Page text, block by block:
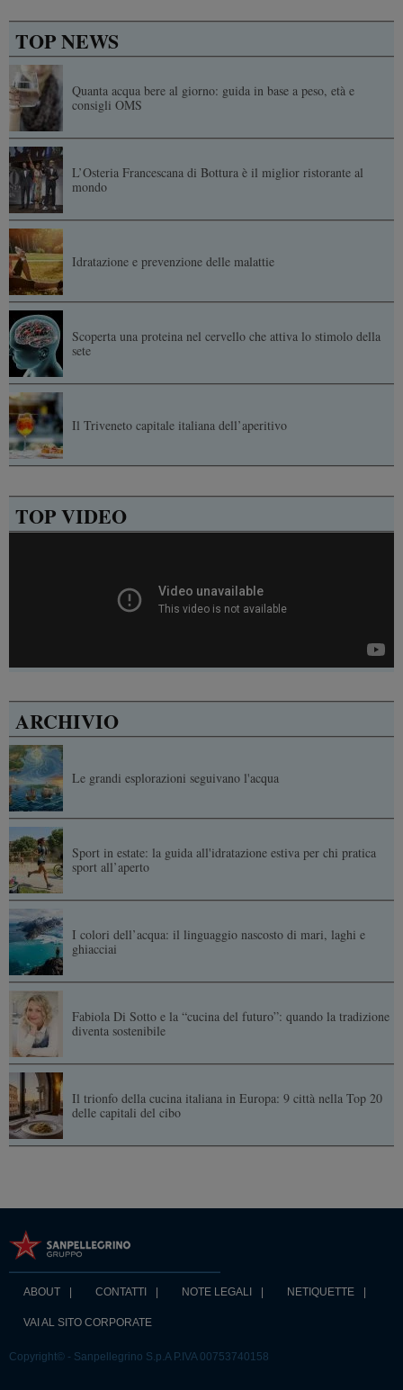
TOP NEWS
Quanta acqua bere al giorno: guida in base a peso, età e
consigli OMS
L’Osteria Francescana di Bottura è il miglior ristorante al
mondo
Idratazione e prevenzione delle malattie
Scoperta una proteina nel cervello che attiva lo stimolo della
sete
Il Triveneto capitale italiana dell’aperitivo
TOP VIDEO
ARCHIVIO
Le grandi esplorazioni seguivano l'acqua
Sport in estate: la guida all'idratazione estiva per chi pratica
sport all’aperto
I colori dell’acqua: il linguaggio nascosto di mari, laghi e
ghiacciai
Fabiola Di Sotto e la “cucina del futuro”: quando la tradizione
diventa sostenibile
Il trionfo della cucina italiana in Europa: 9 città nella Top 20
delle capitali del cibo
ABOUT CONTATTI NOTE LEGALI NETIQUETTE
VAI AL SITO CORPORATE
Copyright© - Sanpellegrino S.p.A P.IVA 00753740158